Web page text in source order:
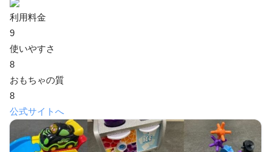
利用料金
9
使いやすさ
8
おもちゃの質
8
公式サイトへ